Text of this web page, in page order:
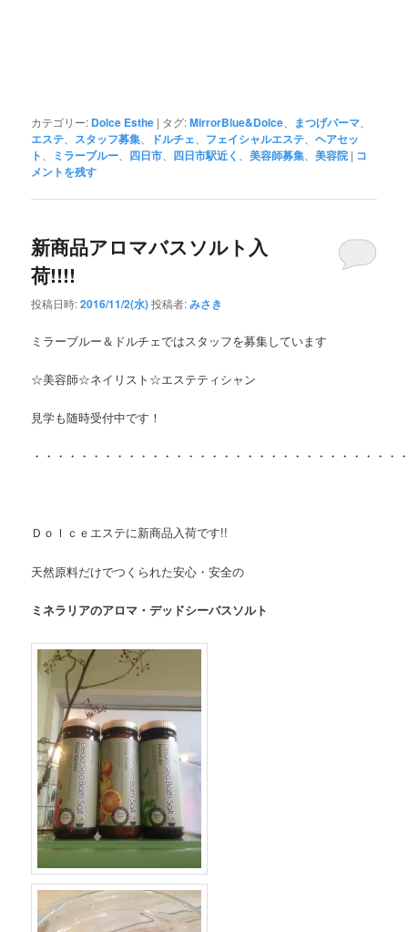
カテゴリー: Dolce Esthe | タグ:MirrorBlue&Dolce まつげパーマ
エステ スタッフ募集 ドルチェ フェイシャルエステ 、ヘアセッ
ト
ミラーブルー 四日市 四日市駅近く 、美容師募集 、美容院 | コ
メントを残す
新商品アロマバスソルト入
荷!!!!
投稿日時:2016/11/2(水)投稿者:みさき
ミラーブルー＆ドルチェではスタッフを募集しています
☆美容師☆ネイリスト☆エステティシャン
見学も随時受付中です！
・・・・・・・・・・・・・・・・・・・・・・・・・・・・・・・
Ｄｏｌｃｅエステに新商品入荷です!!
天然原料だけでつくられた安心・安全の
ミネラリアのアロマ・デッドシーバスソルト